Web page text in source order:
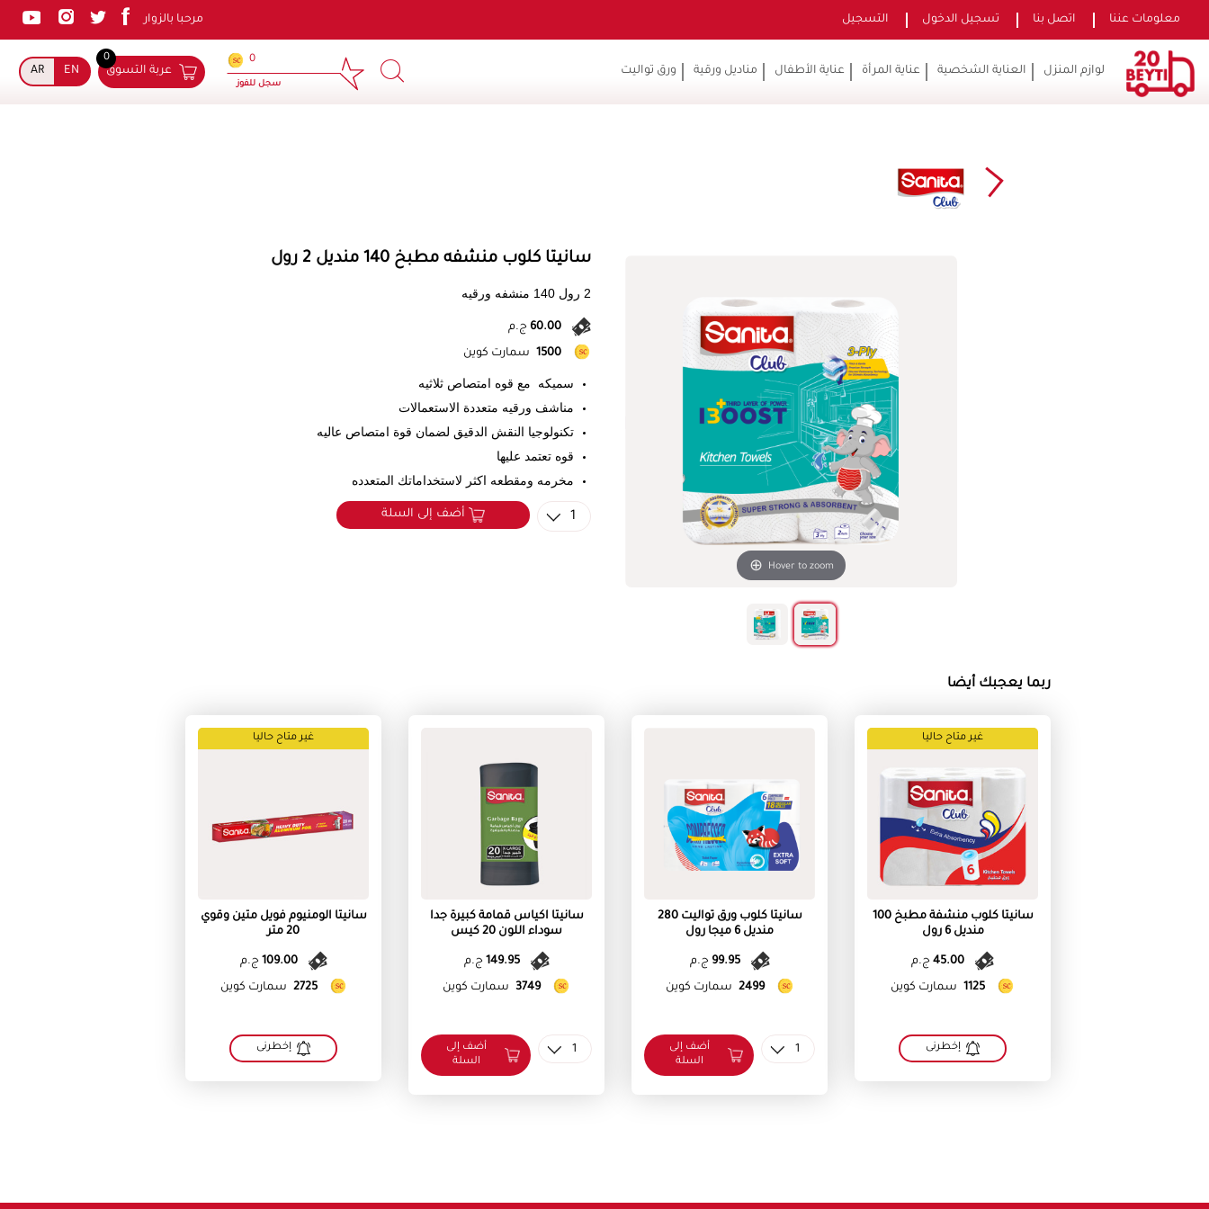
معلومات عننا اتصل بنا تسجيل الدخول التسجيل مرحبا بالزوار
لوازم المنزل العناية الشخصية عناية المرأة عناية الأطفال مناديل ورقية ورق تواليت
0
سجل للفوز
0
عربة التسوق
×
EN
AR
Hover to zoom
سانيتا كلوب منشفه مطبخ 140 منديل 2 رول
2 رول 140 منشفه ورقيه
60.00 ج.م
1500 سمارت كوين
سميكه مع قوه امتصاص ثلاثيه
مناشف ورقيه متعددة الاستعمالات
تكنولوجيا النقش الدقيق لضمان قوة امتصاص عاليه
قوه تعتمد عليها
مخرمه ومقطعه اكثر لاستخداماتك المتعدده
1 أضف إلى السلة
ربما يعجبك أيضا
غير متاح حاليا
سانيتا كلوب منشفة مطبخ 100
منديل 6 رول
45.00 ج.م
1125 سمارت كوين
إخطرنى
سانيتا كلوب ورق تواليت 280
منديل 6 ميجا رول
99.95 ج.م
2499 سمارت كوين
1
أضف إلى
السلة
سانيتا اكياس قمامة كبيرة جدا
سوداء اللون 20 كيس
149.95 ج.م
3749 سمارت كوين
1
أضف إلى
السلة
غير متاح حاليا
سانيتا الومنيوم فويل متين وقوي
20 متر
109.00 ج.م
2725 سمارت كوين
إخطرنى